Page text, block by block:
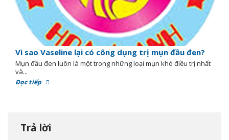
Vì sao Vaseline lại có công dụng trị mụn đầu đen?
Mụn đầu đen luôn là một trong những loại mụn khó điều trị nhất
và...
Đọc tiếp
Trả lời